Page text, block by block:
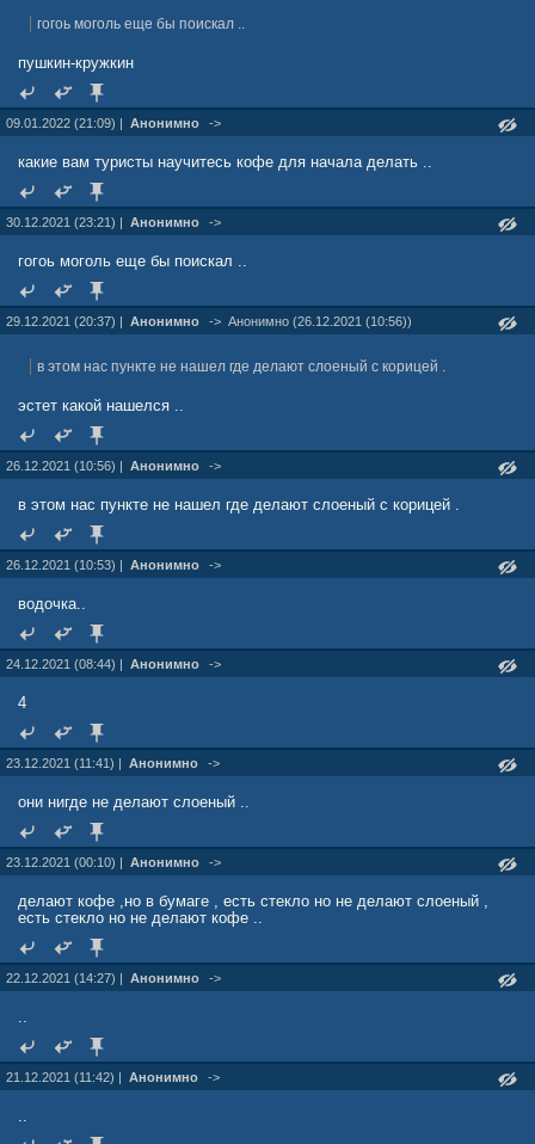
гогоь моголь еще бы поискал ..
пушкин-кружкин
09.01.2022 (21:09) | Анонимно ->
какие вам туристы научитесь кофе для начала делать ..
30.12.2021 (23:21) | Анонимно ->
гогоь моголь еще бы поискал ..
29.12.2021 (20:37) | Анонимно -> Анонимно (26.12.2021 (10:56))
в этом нас пункте не нашел где делают слоеный с корицей .
эстет какой нашелся ..
26.12.2021 (10:56) | Анонимно ->
в этом нас пункте не нашел где делают слоеный с корицей .
26.12.2021 (10:53) | Анонимно ->
водочка..
24.12.2021 (08:44) | Анонимно ->
4
23.12.2021 (11:41) | Анонимно ->
они нигде не делают слоеный ..
23.12.2021 (00:10) | Анонимно ->
делают кофе ,но в бумаге , есть стекло но не делают слоеный ,
есть стекло но не делают кофе ..
22.12.2021 (14:27) | Анонимно ->
..
21.12.2021 (11:42) | Анонимно ->
..